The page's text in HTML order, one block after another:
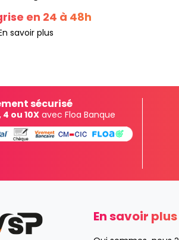
en 24 à 48h
savoir plus
sécurisé
4 ou 10Xavec Floa Banque
En savoir plus